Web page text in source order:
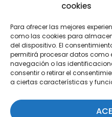
cookies
Para ofrecer las mejores
como las cookies para
del dispositivo. El
permitirá procesar datos como
navegación o las
consentir o retirar el
a ciertas características y
Suscríbete a